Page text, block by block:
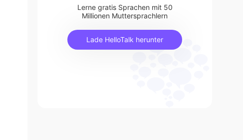
Lerne gratis Sprachen mit 50
Millionen Muttersprachlern
Lade HelloTalk herunter